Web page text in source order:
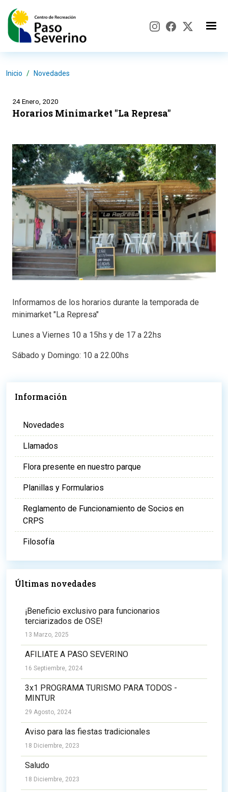
Inicio Novedades
24 Enero, 2020
Horarios Minimarket "La Represa"
Informamos de los horarios durante la temporada de
minimarket "La Represa"
Lunes a Viernes 10 a 15hs y de 17 a 22hs
Sábado y Domingo: 10 a 22.00hs
Información
Novedades
Llamados
Flora presente en nuestro parque
Planillas y Formularios
Reglamento de Funcionamiento de Socios en
CRPS
Filosofía
Últimas novedades
¡Beneficio exclusivo para funcionarios
terciarizados de OSE!
13 Marzo, 2025
AFILIATE A PASO SEVERINO
16 Septiembre, 2024
3x1 PROGRAMA TURISMO PARA TODOS -
MINTUR
29 Agosto, 2024
Aviso para las fiestas tradicionales
18 Diciembre, 2023
Saludo
18 Diciembre, 2023